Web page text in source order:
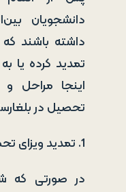
دانشجویان
داشته باشند
تمدید کرده یا
اینجا مراحل
تحصیل در
1. تمدید ویزای تحصیلی پس از فارغ‌التحصیلی
در صورتی که